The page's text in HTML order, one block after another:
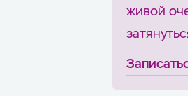
живой